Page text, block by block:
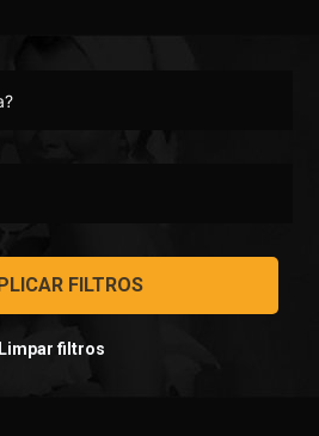
Limpar filtros